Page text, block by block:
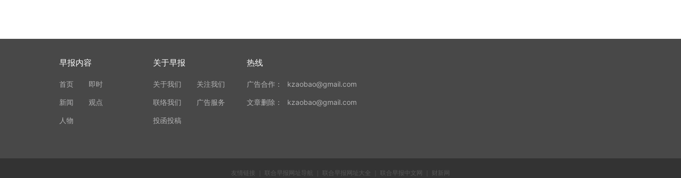
早报内容
首页 即时
新闻 观点
人物
关于早报
关于我们 关注我们
联络我们 广告服务
投函投稿
热线
广告合作： kzaobao@gmail.com
文章删除： kzaobao@gmail.com
友情链接 联合早报网址导航 联合早报网址大全 联合早报中文网 财新网